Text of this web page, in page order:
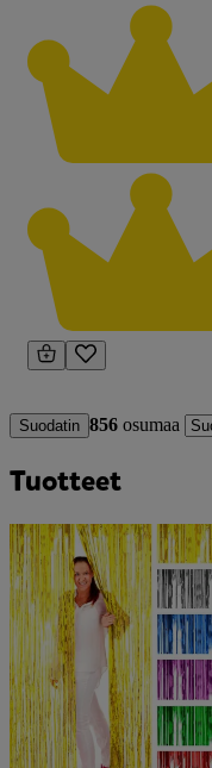
Suodatin 856 osumaa
Tuotteet